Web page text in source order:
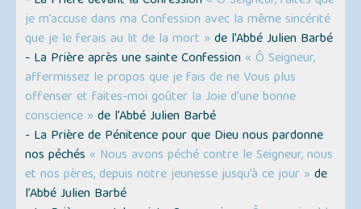
je m’accuse dans ma Confession avec la même sincérité
que je le ferais au lit de la mort » de l’Abbé Julien Barbé
- La Prière après une sainte Confession « Ô Seigneur,
affermissez le propos que je fais de ne Vous plus
offenser et faites-moi goûter la Joie d'une bonne
conscience » de l’Abbé Julien Barbé
- La Prière de Pénitence pour que Dieu nous pardonne
nos péchés « Nous avons péché contre le Seigneur, nous
et nos pères, depuis notre jeunesse jusqu’à ce jour » de
l’Abbé Julien Barbé